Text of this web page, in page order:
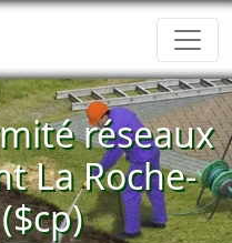
réseaux
La Roche-